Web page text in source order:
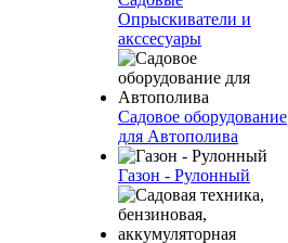
Опрыскиватели и
акссесуары
Садовое оборудование
для Автополива
Газон - Рулонный